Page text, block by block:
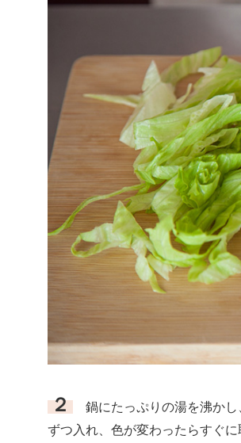
２
鍋にたっぷりの湯を沸かし
ずつ入れ、色が変わったらすぐに